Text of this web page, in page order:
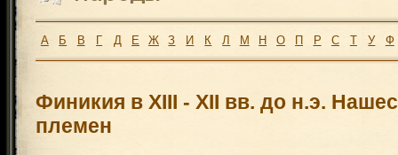
А Б В Г Д Е Ж З И К Л М Н О П Р С Т У Ф
Финикия в XIII - XII вв. до н.э.
племен